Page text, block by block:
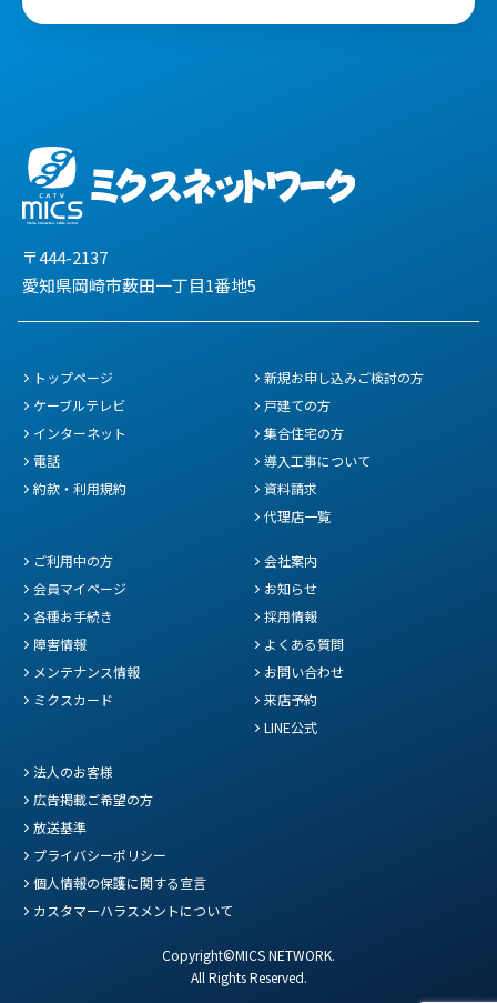
〒444-2137
愛知県岡崎市薮田一丁目1番地5
トップページ
ケーブルテレビ
インターネット
電話
約款・利用規約
新規お申し込みご検討の方
戸建ての方
集合住宅の方
導入工事について
資料請求
代理店一覧
ご利用中の方
会員マイページ
各種お手続き
障害情報
メンテナンス情報
ミクスカード
会社案内
お知らせ
採用情報
よくある質問
お問い合わせ
来店予約
LINE公式
法人のお客様
広告掲載ご希望の方
放送基準
プライバシーポリシー
個人情報の保護に関する宣言
カスタマーハラスメントについて
Copyright©MICS NETWORK.
All Rights Reserved.